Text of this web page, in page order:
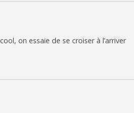
on essaie de se croiser à l’arriver